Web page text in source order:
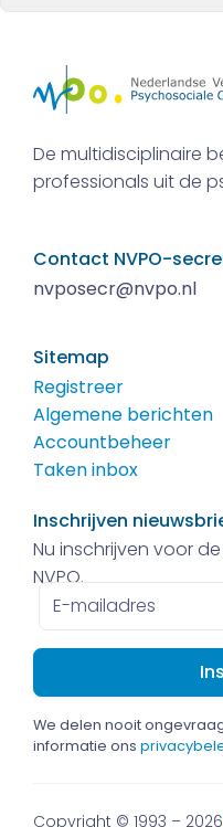
De multidisciplinaire
professionals uit de
Contact NVPO-
nvposecr@nvpo.nl
Sitemap
Registreer
Algemene berichten
Accountbeheer
Taken inbox
Inschrijven
Nu inschrijven voor
NVPO.
E-
mailadres
We delen nooit
informatie ons
Copyright © 1993 – 2026